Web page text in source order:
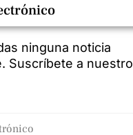
ninguna noticia
Suscríbete a nuestro